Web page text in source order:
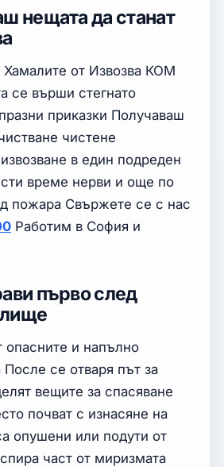
нещата да станат
Хамалите от Извозва КОМ
се върши стегнато
приказки Получаваш
чистене
в един подреден
време нерви и още по
пожара Свържете се с нас
Работим в София и
първо след
опасните и напълно
се отваря път за
вещите за спасяване
почват с изнасяне на
опушени или подути от
част от миризмата